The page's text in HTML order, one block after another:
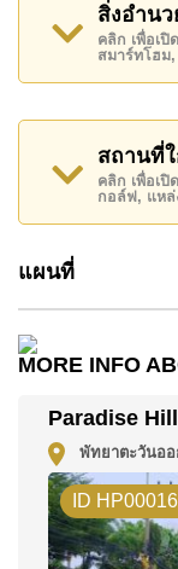
สถานที่สำคัญใก
น้อย , ตลาดน้ำสี่
คันทรีคลับ (สนา
รพ.กรุงเทพพัทย
อสังหาริมทรัพย์
บาทต่อเดือน
โฆษณาเป็นราคา
ค้นพบโอกาสใน
คุณ!
ติดต่อ
หรือ อีเมล
WhatsApp ขอ
สิ่งอำน
คลิก เพื่อเ
สมาร์ทโฮม
สถานที่ใ
คลิก เพื่อเ
กอล์ฟ, แหล่
แผนที่
MORE INFO
Paradise
พัทยาตะวันออ
ID